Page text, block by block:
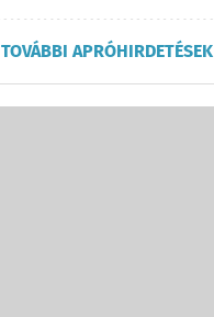
TOVÁBBI APRÓHIRDETÉSEK